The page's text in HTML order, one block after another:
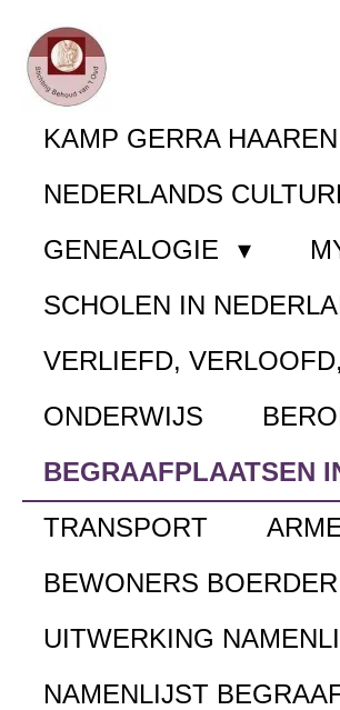
Ga
direct
naar
hoofdinhoud
KAMP GERRA HAAREN
NEDERLANDS
GENEALOGIE
SCHOLEN IN
VERLIEFD,
ONDERWIJS
BEGRAAFPLAATSEN
TRANSPORT
BEWONERS
UITWERKING
NAMENLIJST